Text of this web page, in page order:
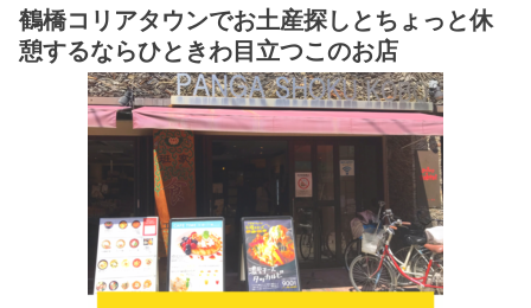
鶴橋コリアタウンでお土産探しとちょっと休
憩するならひときわ目立つこのお店